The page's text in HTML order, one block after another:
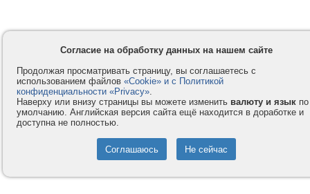
Согласие на обработку данных на нашем сайте
Продолжая просматривать страницу, вы соглашаетесь с
использованием файлов «Cookie» и с Политикой
конфиденциальности «Privacy».
Наверху или внизу страницы вы можете изменить валюту и язык по
умолчанию. Английская версия сайта ещё находится в доработке и
доступна не полностью.